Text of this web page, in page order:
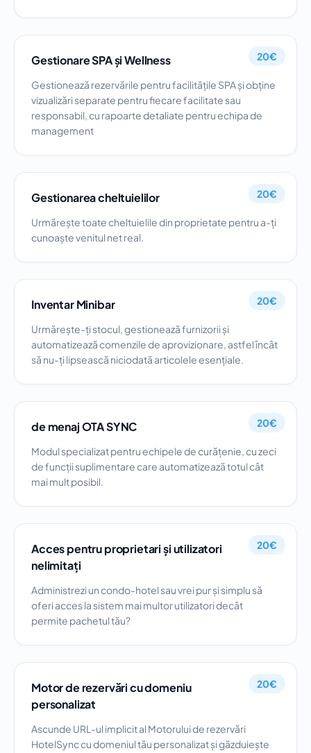
20€
Gestionare SPA și Wellness
Gestionează rezervările pentru facilitățile SPA și obține
vizualizări separate pentru fiecare facilitate sau
responsabil, cu rapoarte detaliate pentru echipa de
management
20€
Gestionarea cheltuielilor
Urmărește toate cheltuielile din proprietate pentru a-ți
cunoaște venitul net real.
20€
Inventar Minibar
Urmărește-ți stocul, gestionează furnizorii și
automatizează comenzile de aprovizionare, astfel încât
să nu-ți lipsească niciodată articolele esențiale.
20€
de menaj OTA SYNC
Modul specializat pentru echipele de curățenie, cu zeci
de funcții suplimentare care automatizează totul cât
mai mult posibil.
20€
Acces pentru proprietari și utilizatori
nelimitați
Administrezi un condo-hotel sau vrei pur și simplu să
oferi acces la sistem mai multor utilizatori decât
permite pachetul tău?
20€
Motor de rezervări cu domeniu
personalizat
Ascunde URL-ul implicit al Motorului de rezervări
HotelSync cu domeniul tău personalizat și găzduiește